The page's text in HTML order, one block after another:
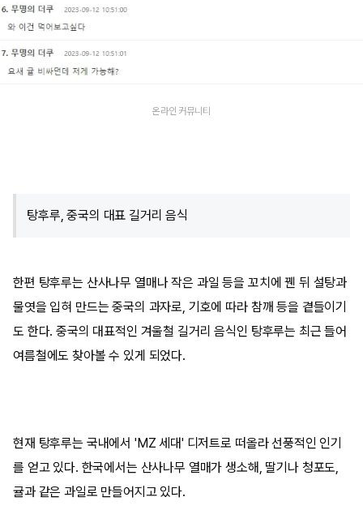
온라인 커뮤니티
탕후루, 중국의 대표 길거리 음식
한편 탕후루는 산사나무 열매나 작은 과일 등을 꼬치에 꿴 뒤 설탕과
물엿을 입혀 만드는 중국의 과자로, 기호에 따라 참깨 등을 곁들이기
도 한다. 중국의 대표적인 겨울철 길거리 음식인 탕후루는 최근 들어
여름철에도 찾아볼 수 있게 되었다.
현재 탕후루는 국내에서 'MZ 세대' 디저트로 떠올라 선풍적인 인기
를 얻고 있다. 한국에서는 산사나무 열매가 생소해, 딸기나 청포도,
귤과 같은 과일로 만들어지고 있다.